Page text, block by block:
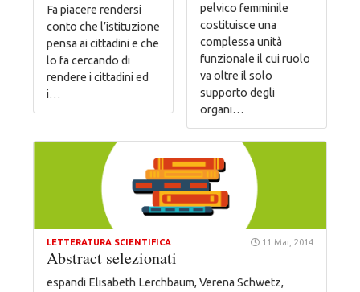
Fa piacere rendersi
conto che l’istituzione
pensa ai cittadini e che
lo fa cercando di
rendere i cittadini ed
i…
pelvico femminile
costituisce una
complessa unità
funzionale il cui ruolo
va oltre il solo
supporto degli
organi…
LETTERATURA SCIENTIFICA 11 Mar, 2014
Abstract selezionati
espandi Elisabeth Lerchbaum, Verena Schwetz,